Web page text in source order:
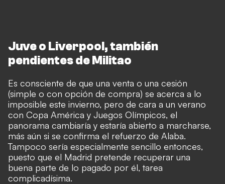
Juve o Liverpool, también
pendientes de Militao
Es consciente de que una venta o una cesión
(simple o con opción de compra) se acerca a lo
imposible este invierno, pero de cara a un verano
con Copa América y Juegos Olímpicos, el
panorama cambiaría y estaría abierto a marcharse,
más aún si se confirma el refuerzo de Alaba.
Tampoco sería especialmente sencillo entonces,
puesto que el Madrid pretende recuperar una
buena parte de lo pagado por él, tarea
complicadísima.